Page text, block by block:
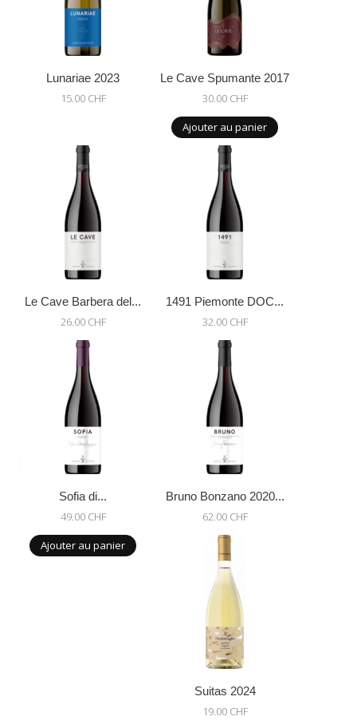
Lunariae 2023
15.00 CHF
Le Cave Spumante 2017
30.00 CHF
Ajouter au panier
Le Cave Barbera del...
26.00 CHF
1491 Piemonte DOC...
32.00 CHF
Sofia di...
49.00 CHF
Ajouter au panier
Bruno Bonzano 2020...
62.00 CHF
Suitas 2024
19.00 CHF